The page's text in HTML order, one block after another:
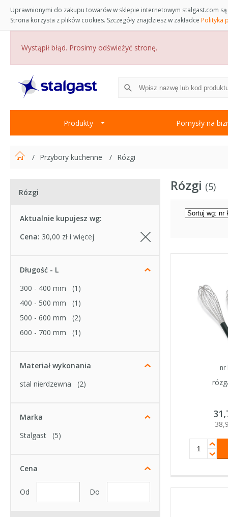
Uprawnionymi do zakupu towarów w sklepie internetowym stalgast.com
Strona korzysta z plików cookies. Szczegóły znajdziesz w zakładce Polityka
Wystąpił błąd. Prosimy odświeżyć stronę.
Produkty Pomysły na
Przybory kuchenne Rózgi
Rózgi
Aktualnie kupujesz wg:
Cena: 30,00 zł i więcej
Długość - L
300 - 400 mm
(1)
400 - 500 mm
(1)
500 - 600 mm
(2)
600 - 700 mm
(1)
Materiał wykonania
stal nierdzewna
(2)
Marka
Stalgast
(5)
Cena
Od Do
Rózgi 5
nr